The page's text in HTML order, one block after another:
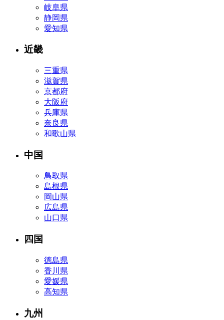
岐阜県
静岡県
愛知県
近畿
三重県
滋賀県
京都府
大阪府
兵庫県
奈良県
和歌山県
中国
鳥取県
島根県
岡山県
広島県
山口県
四国
徳島県
香川県
愛媛県
高知県
九州